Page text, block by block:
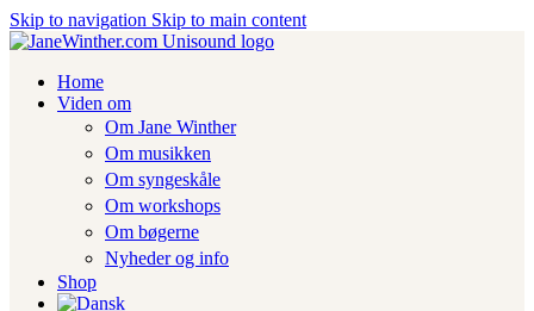
Skip to navigation Skip to main content
Home
Viden om
Om Jane Winther
Om musikken
Om syngeskåle
Om workshops
Om bøgerne
Nyheder og info
Shop